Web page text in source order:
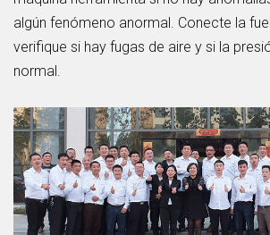
algún fenómeno anormal. Conecte la
verifique si hay fugas de aire y si la
normal.